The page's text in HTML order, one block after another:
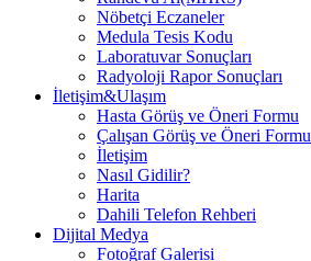
Nöbetçi Eczaneler
Medula Tesis Kodu
Laboratuvar Sonuçları
Radyoloji Rapor Sonuçları
İletişim&Ulaşım
Hasta Görüş ve Öneri Formu
Çalışan Görüş ve Öneri Formu
İletişim
Nasıl Gidilir?
Harita
Dahili Telefon Rehberi
Dijital Medya
Fotoğraf Galerisi